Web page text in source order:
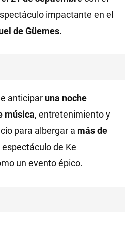
impactante en el
de Güemes.
anticipar una noche
música, entretenimiento y
para albergar a más de
de Ke
un evento épico.